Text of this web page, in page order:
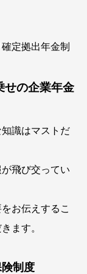
定拠出年金制
せの企業年金
識はマストだ
飛び交ってい
お伝えするこ
ます。
制度